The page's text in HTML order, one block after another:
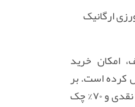
ارگانیک
امکان خرید
کرده است. بر
این اساس، خریداران می‌توانند با پرداخت ۳۰% نقدی و ۷۰% چک